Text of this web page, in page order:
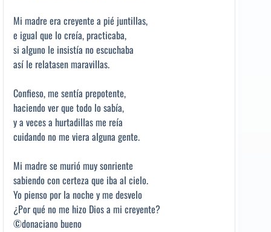
Mi madre era creyente a pié juntillas,
e igual que lo creía, practicaba,
si alguno le insistía no escuchaba
así le relatasen maravillas.
Confieso, me sentía prepotente,
haciendo ver que todo lo sabía,
y a veces a hurtadillas me reía
cuidando no me viera alguna gente.
Mi madre se murió muy sonriente
sabiendo con certeza que iba al cielo.
Yo pienso por la noche y me desvelo
¿Por qué no me hizo Dios a mi creyente?
©donaciano bueno